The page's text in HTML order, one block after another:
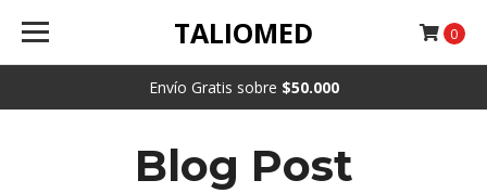
Envío Gratis sobre $50.000
TALIOMED 0
Blog Post